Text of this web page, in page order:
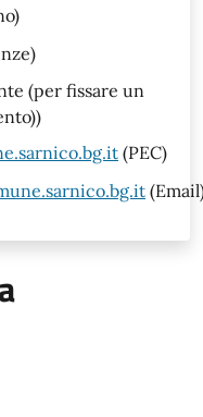
(per fissare un
(PEC)